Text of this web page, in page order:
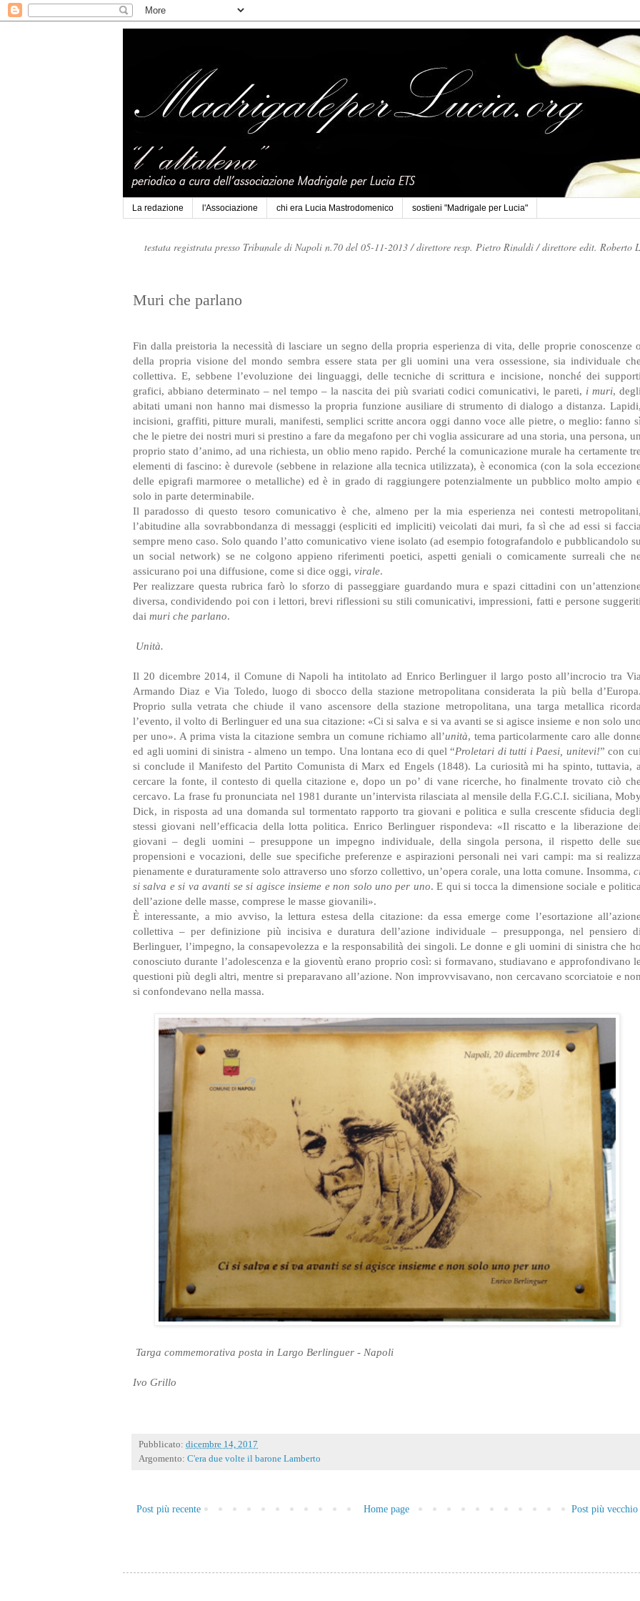
La redazione l'Associazione chi era Lucia Mastrodomenico sostieni "Madrigale per Lucia"
testata registrata presso Tribunale di Napoli n.70 del 05-11-2013 /direttore resp. Pietro Rinaldi /direttore edit. Roberto
Muri che parlano
Fin dalla preistoria la necessità di lasciare un segno della propria esperienza di vita, delle proprie conoscenze o
della propria visione del mondo sembra essere stata per gli uomini una vera ossessione, sia individuale che
collettiva. E, sebbene l’evoluzione dei linguaggi, delle tecniche di scrittura e incisione, nonché dei supporti
grafici, abbiano determinato – nel tempo – la nascita dei più svariati codici comunicativi, le pareti, i muri, degli
abitati umani non hanno mai dismesso la propria funzione ausiliare di strumento di dialogo a distanza. Lapidi,
incisioni, graffiti, pitture murali, manifesti, semplici scritte ancora oggi danno voce alle pietre, o meglio: fanno sì
che le pietre dei nostri muri si prestino a fare da megafono per chi voglia assicurare ad una storia, una persona, un
proprio stato d’animo, ad una richiesta, un oblio meno rapido. Perché la comunicazione murale ha certamente tre
elementi di fascino: è durevole (sebbene in relazione alla tecnica utilizzata), è economica (con la sola eccezione
delle epigrafi marmoree o metalliche) ed è in grado di raggiungere potenzialmente un pubblico molto ampio e
solo in parte determinabile.
Il paradosso di questo tesoro comunicativo è che, almeno per la mia esperienza nei contesti metropolitani,
l’abitudine alla sovrabbondanza di messaggi (espliciti ed impliciti) veicolati dai muri, fa sì che ad essi si faccia
sempre meno caso. Solo quando l’atto comunicativo viene isolato (ad esempio fotografandolo e pubblicandolo su
un social network) se ne colgono appieno riferimenti poetici, aspetti geniali o comicamente surreali che ne
assicurano poi una diffusione, come si dice oggi, virale.
Per realizzare questa rubrica farò lo sforzo di passeggiare guardando mura e spazi cittadini con un’attenzione
diversa, condividendo poi con i lettori, brevi riflessioni su stili comunicativi, impressioni, fatti e persone suggeriti
dai muri che parlano.
Unità.
Il 20 dicembre 2014, il Comune di Napoli ha intitolato ad Enrico Berlinguer il largo posto all’incrocio tra Via
Armando Diaz e Via Toledo, luogo di sbocco della stazione metropolitana considerata la più bella d’Europa.
Proprio sulla vetrata che chiude il vano ascensore della stazione metropolitana, una targa metallica ricorda
l’evento, il volto di Berlinguer ed una sua citazione: «Ci si salva e si va avanti se si agisce insieme e non solo uno
per uno». A prima vista la citazione sembra un comune richiamo all’unità, tema particolarmente caro alle donne
ed agli uomini di sinistra - almeno un tempo. Una lontana eco di quel “Proletari di tutti i Paesi, unitevi!” con cui
si conclude il Manifesto del Partito Comunista di Marx ed Engels (1848). La curiosità mi ha spinto, tuttavia, a
cercare la fonte, il contesto di quella citazione e, dopo un po’ di vane ricerche, ho finalmente trovato ciò che
cercavo. La frase fu pronunciata nel 1981 durante un’intervista rilasciata al mensile della F.G.C.I. siciliana,
Dick, in risposta ad una domanda sul tormentato rapporto tra giovani e politica e sulla crescente sfiducia degli
stessi giovani nell’efficacia della lotta politica. Enrico Berlinguer rispondeva: «Il riscatto e la liberazione dei
giovani – degli uomini – presuppone un impegno individuale, della singola persona, il rispetto delle sue
propensioni e vocazioni, delle sue specifiche preferenze e aspirazioni personali nei vari campi: ma si realizza
pienamente e duraturamente solo attraverso uno sforzo collettivo, un’opera corale, una lotta comune. Insomma,
si salva e si va avanti se si agisce insieme e non solo uno per uno. E qui si tocca la dimensione sociale e politica
dell’azione delle masse, comprese le masse giovanili».
È interessante, a mio avviso, la lettura estesa della citazione: da essa emerge come l’esortazione all’azione
collettiva – per definizione più incisiva e duratura dell’azione individuale – presupponga, nel pensiero di
Berlinguer, l’impegno, la consapevolezza e la responsabilità dei singoli. Le donne e gli uomini di sinistra che ho
conosciuto durante l’adolescenza e la gioventù erano proprio così: si formavano, studiavano e approfondivano le
questioni più degli altri, mentre si preparavano all’azione. Non improvvisavano, non cercavano scorciatoie e non
si confondevano nella massa.
Targa commemorativa posta in Largo Berlinguer - Napoli
Ivo Grillo
Pubblicato: dicembre 14, 2017
Argomento: C'era due volte il barone Lamberto
Post più recente Post più vecchio
Home page